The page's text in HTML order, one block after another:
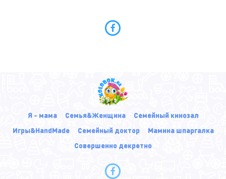
Я - мама Семья&Женщина
Семейный кинозал
Игры&HandMade
Семейный доктор
Мамина шпаргалка
Совершенно декретно